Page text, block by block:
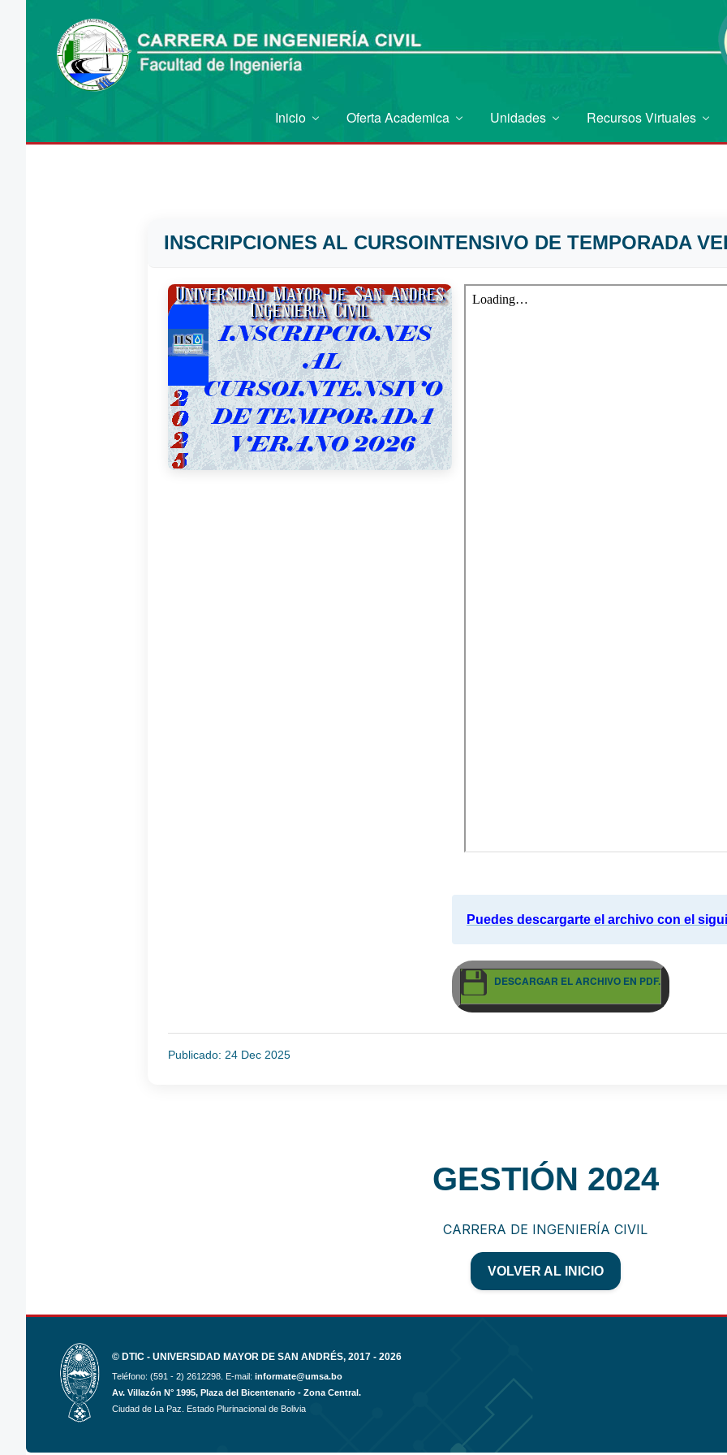
Inicio Oferta Academica Unidades Recursos Virtuales
INSCRIPCIONES AL CURSOINTENSIVO DE TEMPORADA
Puedes descargarte el archivo con el
DESCARGAR EL ARCHIVO EN PDF.
Publicado: 24 Dec 2025
GESTIÓN 2024
CARRERA DE INGENIERÍA CIVIL
VOLVER AL INICIO
© DTIC - UNIVERSIDAD MAYOR DE SAN ANDRÉS, 2017 - 2026
Teléfono: (591 - 2) 2612298. E-mail: informate@umsa.bo
Av. Villazón N° 1995, Plaza del Bicentenario - Zona Central.
Ciudad de La Paz. Estado Plurinacional de Bolivia